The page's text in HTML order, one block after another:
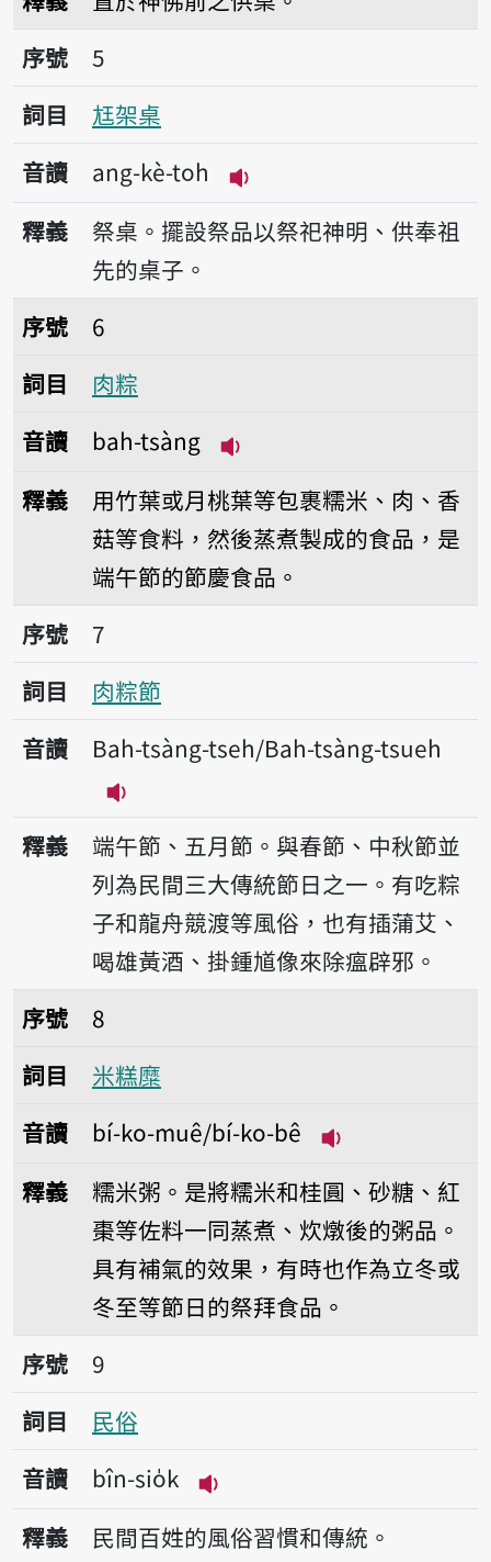
序號5尪架桌
序號
5
詞目
尪架桌
音讀
ang-kè-toh
播放音讀ang-kè-toh
釋義
祭桌。擺設祭品以祭祀神明、供奉祖
先的桌子。
序號6肉粽
序號
6
詞目
肉粽
音讀
bah-tsàng
釋義
用竹葉或月桃葉等包裹糯米、肉、香
菇等食料，然後蒸煮製成的食品，是
端午節的節慶食品。
序號7肉粽節
序號
7
詞目
肉粽節
音讀
Bah-tsàng-tseh/Bah-tsàng-tsueh
播放音讀Bah-tsàng-tseh/Bah-tsàng-
釋義
端午節、五月節。與春節、中秋節並
列為民間三大傳統節日之一。有吃粽
子和龍舟競渡等風俗，也有插蒲艾、
喝雄黃酒、掛鍾馗像來除瘟辟邪。
序號8米糕糜
序號
8
詞目
米糕糜
音讀
bí-ko-muê/bí-ko-bê
釋義
糯米粥。是將糯米和桂圓、砂糖、紅
棗等佐料一同蒸煮、炊燉後的粥品。
具有補氣的效果，有時也作為立冬或
冬至等節日的祭拜食品。
序號9民俗
序號
9
詞目
民俗
音讀
bîn-sio̍k
播放音讀bîn-sio̍k
釋義
民間百姓的風俗習慣和傳統。